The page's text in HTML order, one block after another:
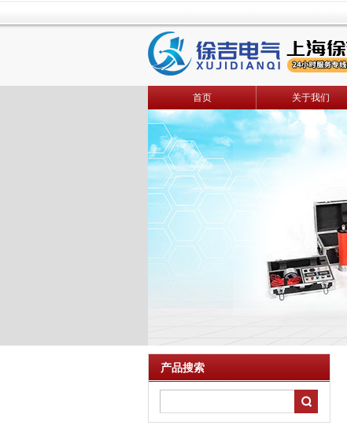
首页 关于我们
产品搜索